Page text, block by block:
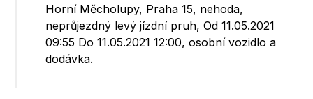
Horní Měcholupy, Praha 15, nehoda,
neprůjezdný levý jízdní pruh, Od 11.05.2021
09:55 Do 11.05.2021 12:00, osobní vozidlo a
dodávka.